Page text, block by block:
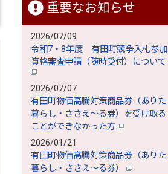
重要なお知らせ
2026/07/09
令和7・8年度 有田町競争入札参加
資格審査申請（随時受付）について
2026/07/07
有田町物価高騰対策商品券（ありた
暮らし・ささえ～る券）を受け取る
ことができなかった方
2026/01/21
有田町物価高騰対策商品券（ありた
暮らし・ささえ～る券）